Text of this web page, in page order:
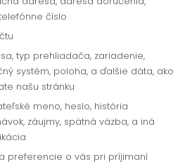
číslo
typ prehliadača, zariadenie,
systém, poloha, a ďalšie dáta, ako
našu stránku
meno, heslo, história
záujmy, spätná väzba, a iná
preferencie o vás pri príjimaní